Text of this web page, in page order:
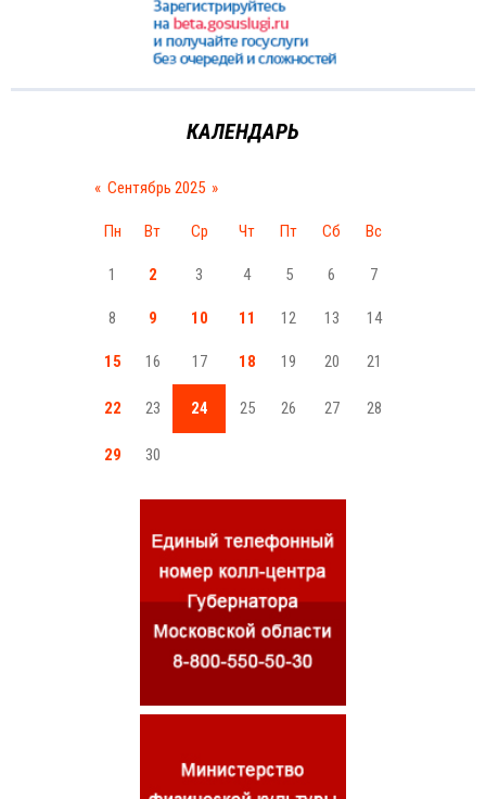
КАЛЕНДАРЬ
« Сентябрь 2025 »
Пн Вт Ср Чт Пт Сб Вс
1 2 3 4 5 6 7
8 9 10 11 12 13 14
15 16 17 18 19 20 21
22 23 24 25 26 27 28
29 30